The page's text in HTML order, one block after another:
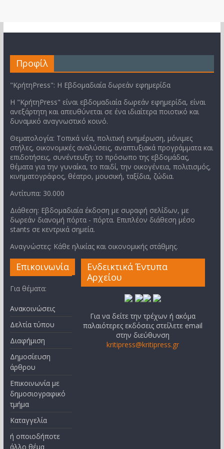
Προφίλ
"ΚρήτηPress": Η Εβδομαδιαία δωρεάν εφημερίδα
Η "ΚρήτηPress" είναι εβδομαδιαία δωρεάν εφημερίδα, είναι
ανεξάρτητη και απευθύνεται σε ένα ιδιαίτερα ποιοτικό και
δυναμικό αναγνωστικό κοινό.
Θεματολογία: Τοπικά νέα, πολιτική ενημέρωση, μόνιμες
στήλες, οικονομικές αναλύσεις, αναπτυξιακά προγράμματα και
επιδοτήσεις, συνέντευξη: το πρόσωπο της εβδομάδας,
θέματα για την γυναίκα, το παιδί, την οικογένεια, πολιτισμός,
κινηματογράφος, θέατρο, μουσική, ταξίδια, ζώδια.
Αντίτυπα: 30.000
Διάθεση: Εβδομαδιαία έκδοση με συραφή σελίδων, με
δωρεάν διανομή πόρτα - πόρτα. Επιπλέον διάθεση μέσο
stants σε κεντρικά σημεία.
Αναγνώστες: Κάθε ηλικίας και οικονομικής στάθμης.
Επικοινωνία
Για θέματα:
Ανακοινώσεις
Δελτία τύπου
Διαφήμιση
Δημοσίευση
άρθρου
Επικοινωνία με
δημοσιογραφικό
τμήμα
Καταγγελία
ή οποιοδήποτε
άλλο θέμα
Ενδεικτικά Έντυπα
Αρχείου
Για να δείτε την τρέχων ή ακόμα
παλαιότερες εκδόσεις στείλετε email
στην διεύθυνση
kritipress@kritipress.gr